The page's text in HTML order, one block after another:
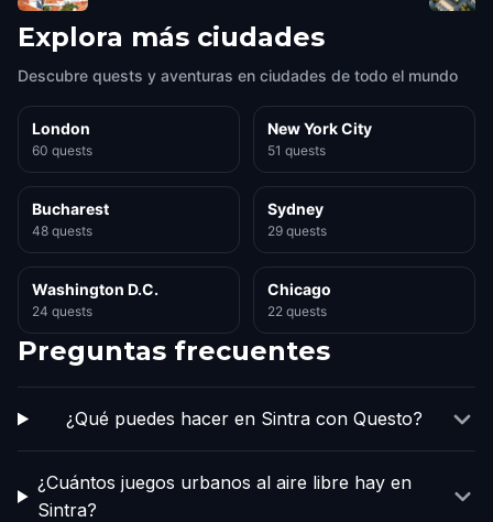
Explora más ciudades
Descubre quests y aventuras en ciudades de todo el mundo
London
60 quests
New York City
51 quests
Bucharest
48 quests
Sydney
29 quests
Washington D.C.
24 quests
Chicago
22 quests
Preguntas frecuentes
¿Qué puedes hacer en Sintra con Questo?
¿Cuántos juegos urbanos al aire libre hay en
Sintra?